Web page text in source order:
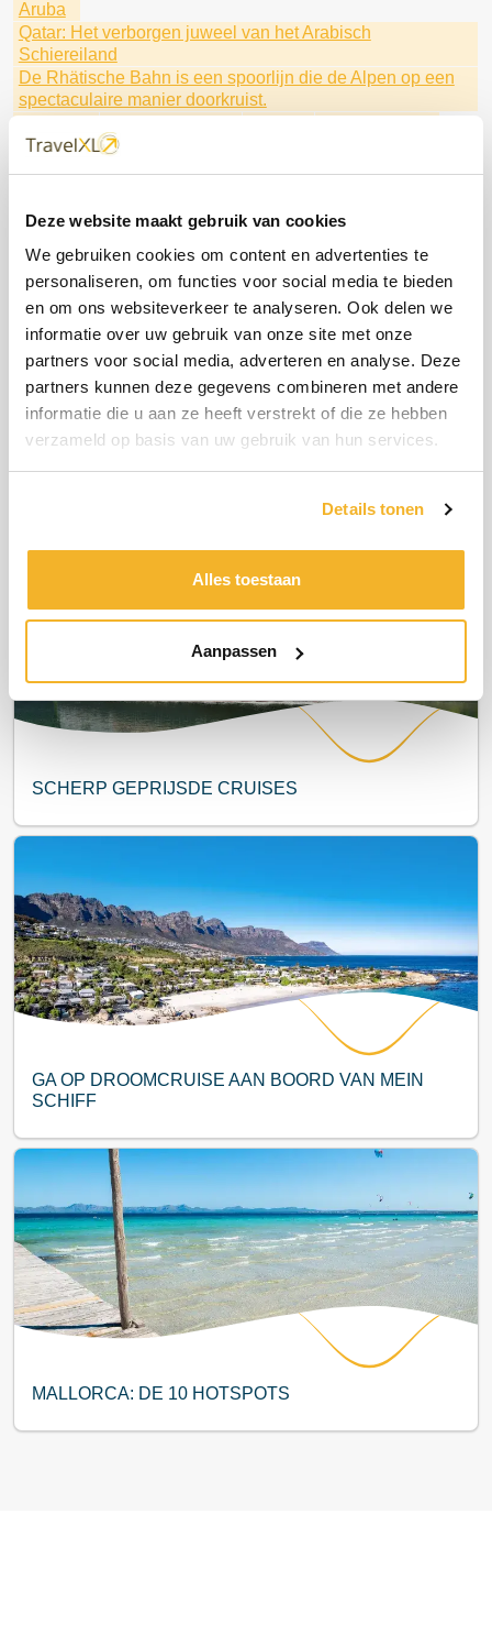
Deze website maakt gebruik van cookies
We gebruiken cookies om content en advertenties te
personaliseren, om functies voor social media te bieden
en om ons websiteverkeer te analyseren. Ook delen we
informatie over uw gebruik van onze site met onze
partners voor social media, adverteren en analyse. Deze
partners kunnen deze gegevens combineren met andere
informatie die u aan ze heeft verstrekt of die ze hebben
verzameld op basis van uw gebruik van hun services.
Details tonen
Alles toestaan
Aanpassen
Aruba
Qatar: Het verborgen juweel van het Arabisch
Schiereiland
De Rhätische Bahn is een spoorlijn die de Alpen op een
spectaculaire manier doorkruist.
Fly & Cruise Caribbean
Luxe winterse riviercruises
met TUI Cruises
Kaapverdië
Buro Scanbrit
Litouwen
HAL Bijzondere natuur
FOX Reizen
lalala
fox
Ga mee met Fox Reizen
Ontdek Fox Reizen
Scenic & Emerald Cruises
Disneyland® Paris
Het beste aanbod van deze week
Profiteer van uitzonderlijke tarieven
de wereld rond
Hapag Lloyd Cruises
Special Traffic
Norwegian Cruise Line
Dit zijn je rechten.
Barcelona
Stedentrip
Oceania Cruises
Regent Seven Seas
Stedentrip Marrakesh
Japan
SCHERP GEPRIJSDE CRUISES
GA OP DROOMCRUISE AAN BOORD VAN MEIN
SCHIFF
MALLORCA: DE 10 HOTSPOTS